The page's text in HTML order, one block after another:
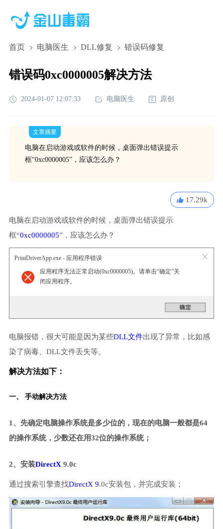
首页 电脑医生 DLL修复 错误码修复
错误码0xc0000005解决方法
2024-01-07 12:07:33 电脑医生 原创
文章摘要
电脑在启动游戏或软件的时候，桌面弹出错误提示
框“0xc0000005”，应该怎么办？
17.29k
电脑在启动游戏或软件的时候，桌面弹出错误提示
框“0xc0000005”，应该怎么办？
PrintDriverApp.exe - 应用程序错误
应用程序无法正常启动(0xc0000005)。请单击“确定”关
闭应用程序。
电脑报错，很大可能是因为某些DLL文件出现了异常，比如感
染了病毒、DLL文件丢失等。
解决方法如下：
一、 手动解决方法
1、先确定电脑操作系统是多少位的，现在的电脑一般都是64
的操作系统，少数还在用32位的操作系统；
2、安装DirectX 9.0c
通过搜索引擎查找DirectX 9.0c安装包，并完成安装；